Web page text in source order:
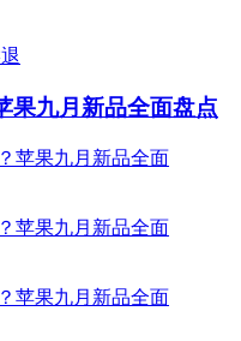
果九月新品全面盘点